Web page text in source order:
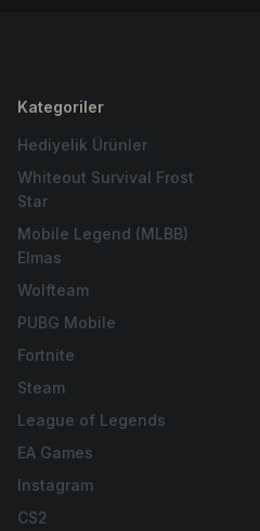
Kategoriler
Hediyelik Ürünler
Whiteout Survival Frost
Star
Mobile Legend (MLBB)
Elmas
Wolfteam
PUBG Mobile
Fortnite
Steam
League of Legends
EA Games
Instagram
CS2